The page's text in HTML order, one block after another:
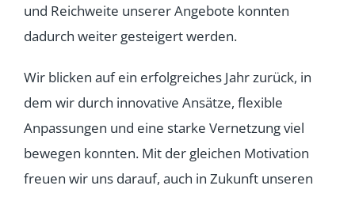
und Reichweite unserer Angebote konnten
dadurch weiter gesteigert werden.
Wir blicken auf ein erfolgreiches Jahr zurück, in
dem wir durch innovative Ansätze, flexible
Anpassungen und eine starke Vernetzung viel
bewegen konnten. Mit der gleichen Motivation
freuen wir uns darauf, auch in Zukunft unseren